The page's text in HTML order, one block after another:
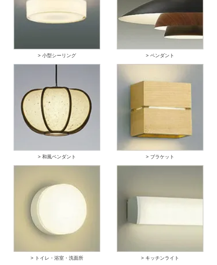
> 小型シーリング > ペンダント
> 和風ペンダント > ブラケット
> トイレ・浴室・洗面所 > キッチンライト